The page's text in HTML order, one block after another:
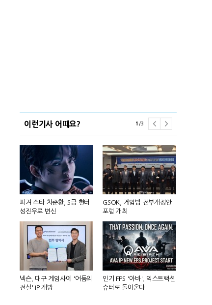
이런기사 어때요? 1 /3
피겨 스타 차준환, S급 헌터
성진우로 변신
GSOK, 게임법 전부개정안
포럼 개최
넥슨, 대구 게임사에 '어둠의
전설' IP 개방
인기 FPS '아바', 익스트랙션
슈터로 돌아온다